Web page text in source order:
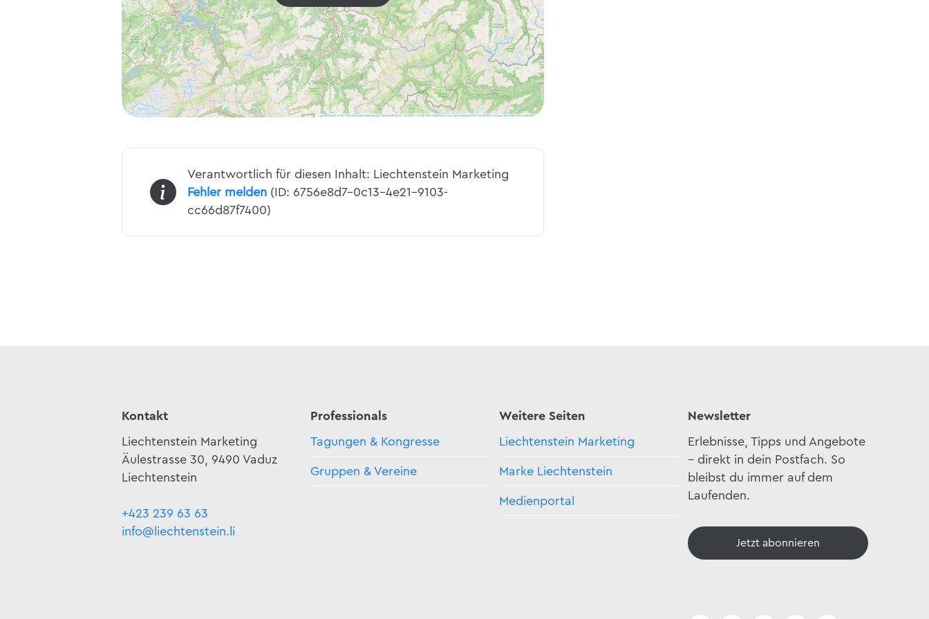
Verantwortlich für diesen Inhalt: Liechtenstein Marketing
Fehler melden (ID: 6756e8d7-0c13-4e21-9103-
cc66d87f7400)
Kontakt
Liechtenstein Marketing
Äulestrasse 30, 9490 Vaduz
Liechtenstein
+423 239 63 63
info@liechtenstein.li
Professionals
Tagungen & Kongresse
Gruppen & Vereine
Weitere Seiten
Liechtenstein Marketing
Marke Liechtenstein
Medienportal
Newsletter
Erlebnisse, Tipps und Angebote
– direkt in dein Postfach. So
bleibst du immer auf dem
Laufenden.
Jetzt abonnieren